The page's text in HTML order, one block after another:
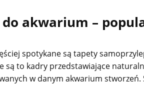
do akwarium –
spotykane są tapety
są to kadry przedstawiające
w danym akwarium